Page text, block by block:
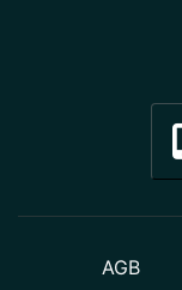
AGB